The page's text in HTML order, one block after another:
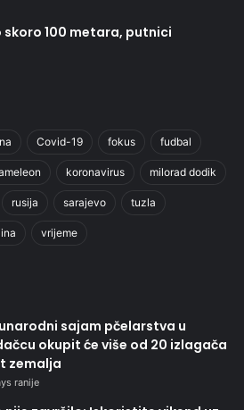
100 metara, putnici
Covid-19 fokus fudbal
koronavirus milorad dodik
rusija sarajevo tuzla
vrijeme
sajam pčelarstva u
okupit će više od 20 izlagača
zemalja
ranije